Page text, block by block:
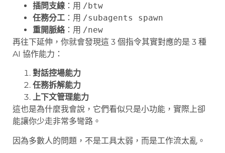
插問支線 ：用 /btw
任務分工 ：用 /subagents spawn
重開脈絡：用 /new
再往下延伸，你就會發現這 3 個指令其實對應的是 3 種
AI 協作能力：
對話控場能力
任務拆解能力
上下文管理能力
這也是為什麼我會說，它們看似只是小功能，實際上卻
能讓你少走非常多彎路。
因為多數人的問題，不是工具太弱，而是工作流太亂。